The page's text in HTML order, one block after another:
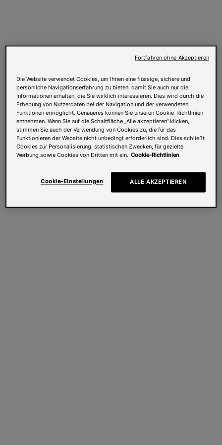
Die Website verwendet Cookies, um Ihnen eine flüssige, sichere und
persönliche Navigationserfahrung zu bieten, damit Sie auch nur die
Informationen erhalten, die Sie wirklich interessieren. Dies wird durch die
Erhebung von Nutzerdaten bei der Navigation und der verwendeten
Funktionen ermöglicht. Genaueres können Sie unseren Cookie-Richtlinien
entnehmen. Wenn Sie auf die Schaltfläche „Alle akzeptieren“ klicken,
stimmen Sie auch der Verwendung von Cookies zu, die für das
Funktionieren der Website nicht unbedingt erforderlich sind. Dies schließt
Cookies zur Personalisierung, statistischen Zwecken, für gezielte
Werbung sowie Cookies von Dritten mit ein. Cookie-Richtlinien
Cookie-Einstellungen ALLE AKZEPTIEREN
Fortfahren ohne Akzeptieren